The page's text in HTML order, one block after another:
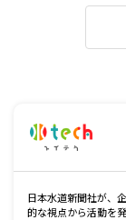
日本水道新聞社が、
的な視点から活動を発